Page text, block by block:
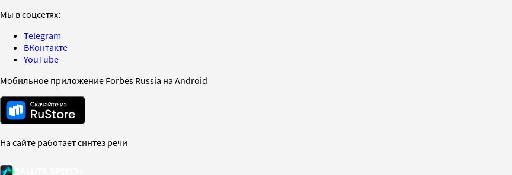
Мы в соцсетях:
Telegram
ВКонтакте
YouTube
Мобильное приложение Forbes Russia на Android
На сайте работает синтез речи